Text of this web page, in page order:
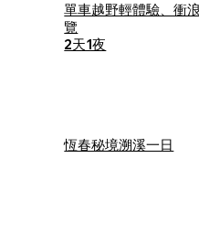
單車越野輕體驗、衝
覽
2天1夜
恆春秘境溯溪一日